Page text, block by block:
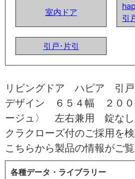
室内ドア
引
引戸･片引
リビングドア ハピア 引
デザイン ６５４幅 ２０
ージュ〉 左右兼用 錠な
クラクローズ付のご採用を
こちらから製品の情報がご
各種データ・ライブラリー